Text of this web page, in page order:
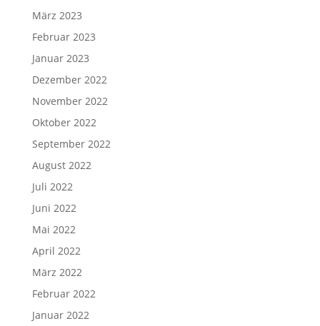
März 2023
Februar 2023
Januar 2023
Dezember 2022
November 2022
Oktober 2022
September 2022
August 2022
Juli 2022
Juni 2022
Mai 2022
April 2022
März 2022
Februar 2022
Januar 2022